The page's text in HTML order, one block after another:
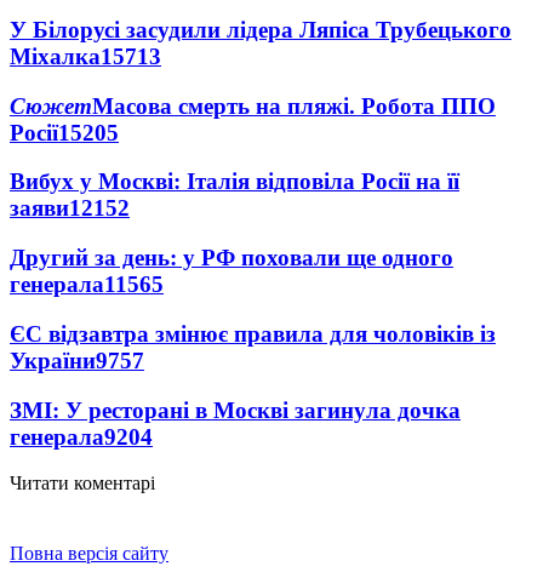
У Білорусі засудили лідера Ляпіса Трубецького
Міхалка15713
СюжетМасова смерть на пляжі. Робота ППО
Росії15205
Вибух у Москві: Італія відповіла Росії на її
заяви12152
Другий за день: у РФ поховали ще одного
генерала11565
ЄС відзавтра змінює правила для чоловіків із
України9757
ЗМІ: У ресторані в Москві загинула дочка
генерала9204
Читати коментарі
Повна версія сайту